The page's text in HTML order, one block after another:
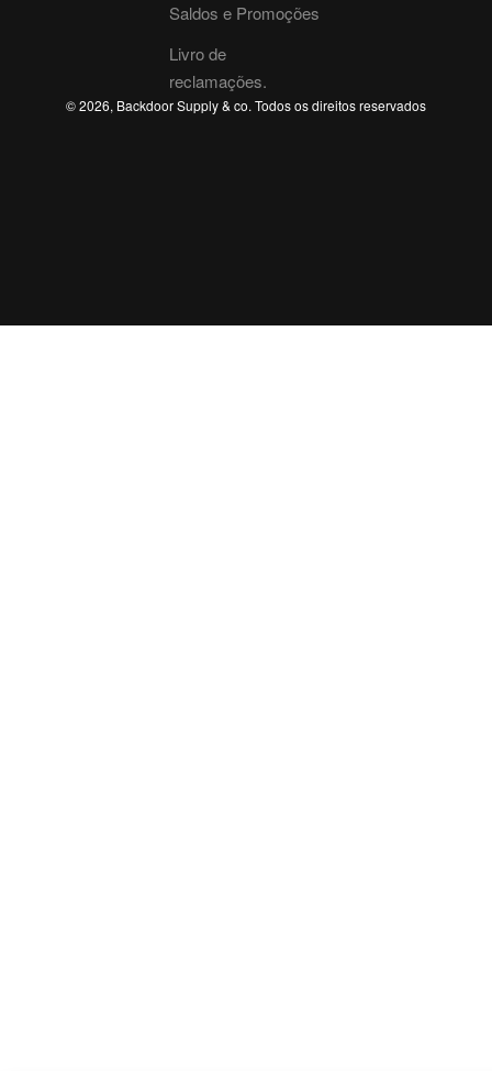
Saldos e Promoções
Livro de
reclamações.
© 2026, Backdoor Supply & co. Todos os direitos reservados